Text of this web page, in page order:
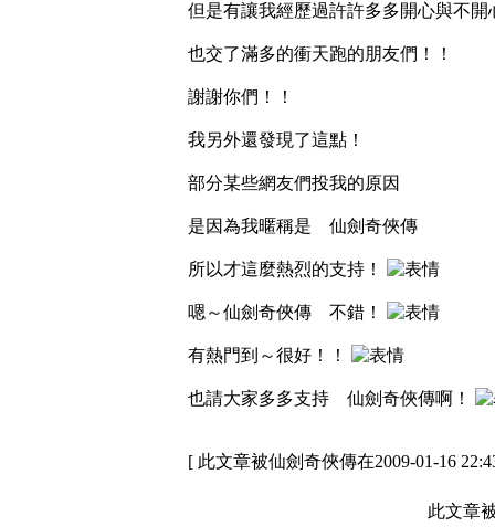
但是有讓我經歷過許許多多開心與不開
也交了滿多的衝天跑的朋友們！！
謝謝你們！！
我另外還發現了這點！
部分某些網友們投我的原因
是因為我暱稱是 仙劍奇俠傳
所以才這麼熱烈的支持！
嗯～仙劍奇俠傳 不錯！
有熱門到～很好！！
也請大家多多支持 仙劍奇俠傳啊！
[ 此文章被仙劍奇俠傳在2009-01-16
此文章